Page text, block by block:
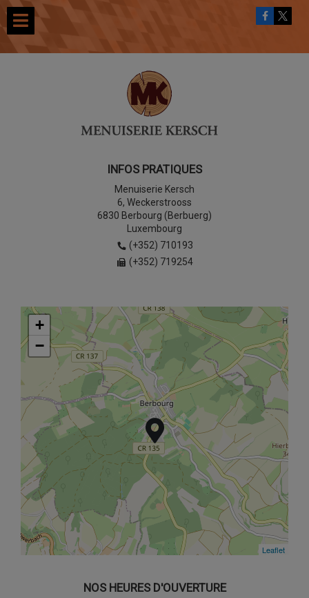
INFOS PRATIQUES
Menuiserie Kersch
6, Weckerstrooss
6830 Berbourg (Berbuerg)
Luxembourg
(+352) 710193
(+352) 719254
+
−
Leaflet
+
−
Leaflet
NOS HEURES D'OUVERTURE